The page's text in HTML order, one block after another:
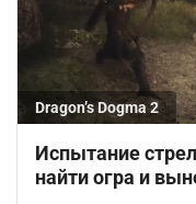
Dragon’s Dogma 2
Испытание
найти огра и